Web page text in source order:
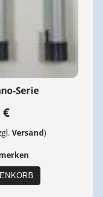
Serie
Versand)